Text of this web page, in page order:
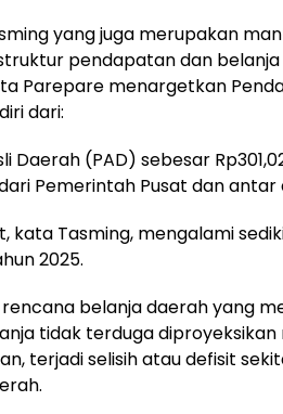
yang juga merupakan
pendapatan dan
Parepare menargetkan
dari:
Daerah (PAD) sebesar
Pemerintah Pusat dan antar
kata Tasming, mengalami
2025.
belanja daerah yang
tidak terduga diproyeksikan
terjadi selisih atau defisit